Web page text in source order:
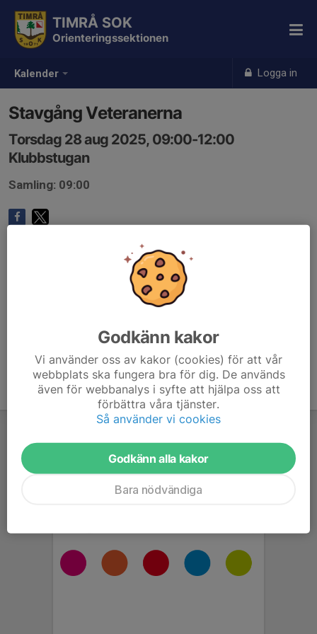
Kalender Logga in
TIMRÅ SOK
Orienteringssektionen
Stavgång Veteranerna
Torsdag 28 aug 2025, 09:00-12:00
Klubbstugan
Samling: 09:00
Godkänn kakor
Vi använder oss av kakor (cookies) för att vår
webbplats ska fungera bra för dig. De används
även för webbanalys i syfte att hjälpa oss att
förbättra våra tjänster.
Så använder vi cookies
Godkänn alla kakor
Bara nödvändiga